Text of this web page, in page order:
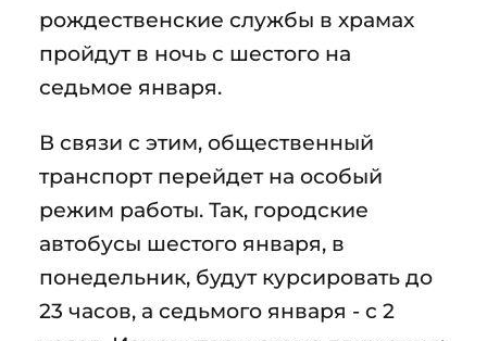
рождественские службы в храмах
пройдут в ночь с шестого на
седьмое января.
В связи с этим, общественный
транспорт перейдет на особый
режим работы. Так, городские
автобусы шестого января, в
понедельник, будут курсировать до
23 часов, а седьмого января - с 2